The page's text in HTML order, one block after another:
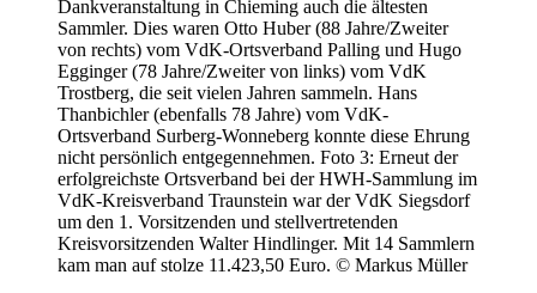
Dankveranstaltung in Chieming auch die ältesten
Sammler. Dies waren Otto Huber (88 Jahre/Zweiter
von rechts) vom VdK-Ortsverband Palling und Hugo
Egginger (78 Jahre/Zweiter von links) vom VdK
Trostberg, die seit vielen Jahren sammeln. Hans
Thanbichler (ebenfalls 78 Jahre) vom VdK-
Ortsverband Surberg-Wonneberg konnte diese Ehrung
nicht persönlich entgegennehmen. Foto 3: Erneut der
erfolgreichste Ortsverband bei der HWH-Sammlung im
VdK-Kreisverband Traunstein war der VdK Siegsdorf
um den 1. Vorsitzenden und stellvertretenden
Kreisvorsitzenden Walter Hindlinger. Mit 14 Sammlern
kam man auf stolze 11.423,50 Euro. © Markus Müller